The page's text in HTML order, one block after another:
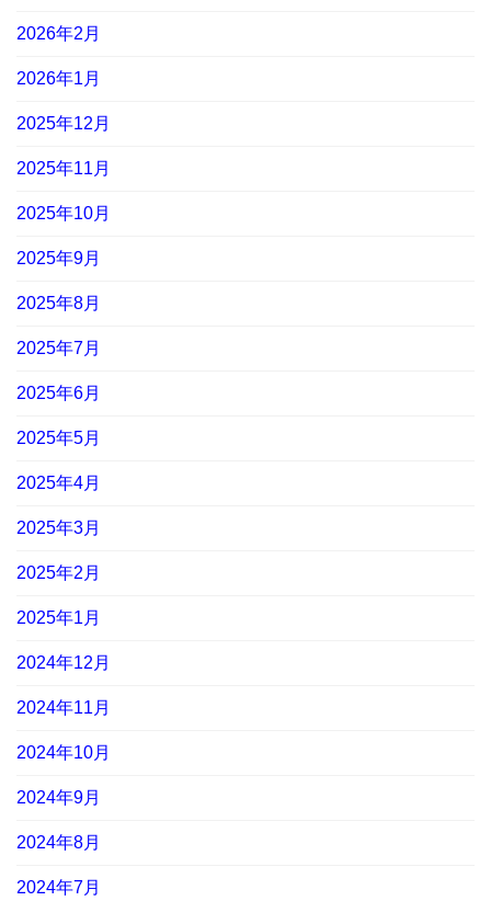
2026年2月
2026年1月
2025年12月
2025年11月
2025年10月
2025年9月
2025年8月
2025年7月
2025年6月
2025年5月
2025年4月
2025年3月
2025年2月
2025年1月
2024年12月
2024年11月
2024年10月
2024年9月
2024年8月
2024年7月